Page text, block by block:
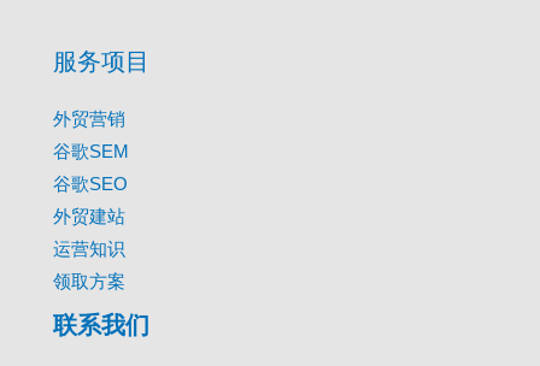
服务项目
外贸营销
谷歌SEM
谷歌SEO
外贸建站
运营知识
领取方案
联系我们